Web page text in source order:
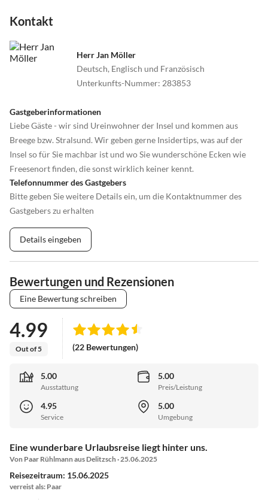
Kontakt
Herr Jan Möller
Deutsch, Englisch und Französisch
Unterkunfts-Nummer: 283853
Gastgeberinformationen
Liebe Gäste - wir sind Ureinwohner der Insel und kommen aus
Breege bzw. Stralsund. Wir geben gerne Insidertips, was auf der
Insel so für Sie machbar ist und wo Sie wunderschöne Ecken wie
Freesenort finden, die sonst wirklich keiner kennt.
Telefonnummer des Gastgebers
Bitte geben Sie weitere Details ein, um die Kontaktnummer des
Gastgebers zu erhalten
Details eingeben
Bewertungen und Rezensionen
Eine Bewertung schreiben
4.99
Out of 5 (22 Bewertungen)
5.00
Ausstattung
5.00
Preis/Leistung
4.95
Service
5.00
Umgebung
Eine wunderbare Urlaubsreise liegt hinter uns.
Von Paar Rühlmann aus Delitzsch · 25.06.2025
Reisezeitraum: 15.06.2025
verreist als: Paar